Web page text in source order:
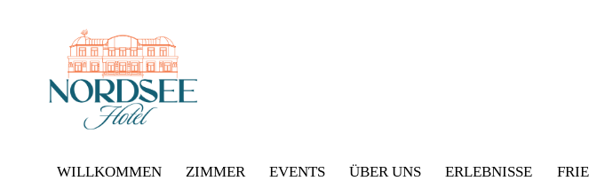
WILLKOMMEN ZIMMER EVENTS ÜBER UNS ERLEBNISSE